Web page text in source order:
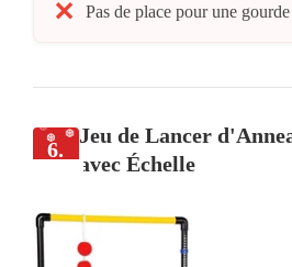
Pas de place pour une gourde
6.
Jeu de Lancer
avec Échelle